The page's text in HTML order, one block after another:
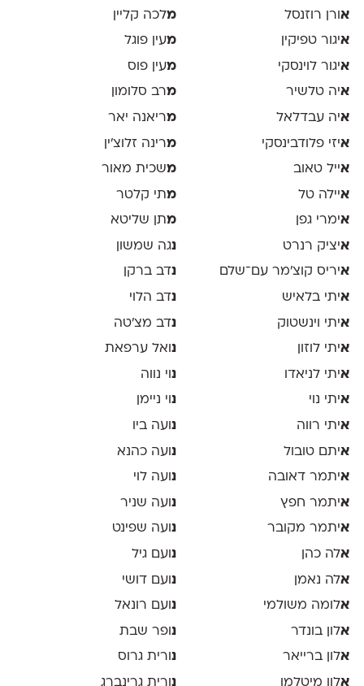
אורן רוזנסל
איגור טפיקין
איגור לוינסקי
איה טלשיר
איה עבדלאל
איזי פלודבינסקי
אייל טאוב
איילה טל
אימרי גפן
איציק רנרט
איריס קוצ׳מר עם־שלם
איתי בלאיש
איתי וינשטוק
איתי לוזון
איתי לניאדו
איתי נוי
איתי רווה
איתם טובול
איתמר דאובה
איתמר חפץ
איתמר מקובר
אלה כהן
אלה נאמן
אלומה משולמי
אלון בונדר
אלון ברייאר
אלון מיטלמן
מלכה קליין
מעין פוגל
מעין פוס
מרב סלומון
מריאנה יאר
מרינה זלוצ׳ין
משכית מאור
מתי קלטר
מתן שליטא
נגה שמשון
נדב ברקן
נדב הלוי
נדב מצ׳טה
נואל ערפאת
נ וי נווה
נוי ניימן
נ ועה ביו
נ ועה כהנא
נועה לוי
נ ועה שניר
נועה שפינט
נ ועם גיל
נ ועם דושי
נועם רונאל
נ ופר שבת
נורית גרוס
נ ורית גרינברג